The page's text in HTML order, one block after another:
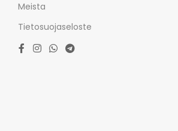
Meista
Tietosuojaseloste